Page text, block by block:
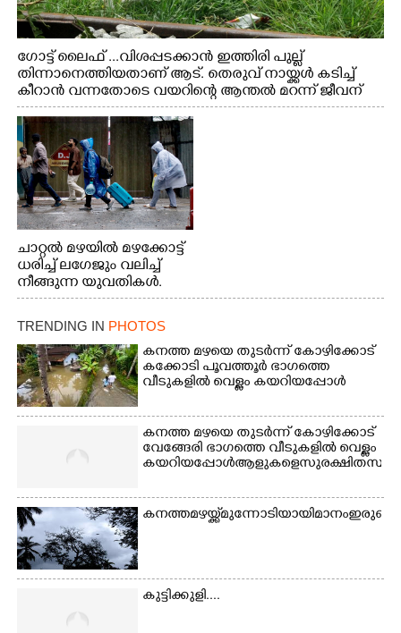
ഗോട്ട് ലൈഫ് ...വിശപ്പടക്കാൻ ഇത്തിരി പുല്ല്
തിന്നാനെത്തിയതാണ് ആട്. തെരുവ് നായ്ക്കൾ കടിച്ച്
കീറാൻ വന്നതോടെ വയറിന്റെ ആന്തൽ മറന്ന് ജീവന്
വേണ്ടിയായി ഓട്ടം. എറണാകുളം വാത്തുരുത്തിയിൽ
നിന്നുള്ള കാഴ്ച
ചാറ്റൽ മഴയിൽ മഴക്കോട്ട്
ധരിച്ച് ലഗേജും വലിച്ച്
നീങ്ങുന്ന യുവതികൾ.
എറണാകുളം മേനകയിൽ
നിന്നുള്ള കാഴ്ച
TRENDING IN PHOTOS
കനത്ത മഴയെ തുടർന്ന് കോഴിക്കോട്
കക്കോടി പൂവത്തൂർ ഭാഗത്തെ
വീടുകളിൽ വെള്ളം കയറിയപ്പോൾ
കനത്ത മഴയെ തുടർന്ന് കോഴിക്കോട്
വേങ്ങേരി ഭാഗത്തെ വീടുകളിൽ വെള്ളം
കയറിയപ്പോൾ ആളുകളെ സുരക്ഷിത
കനത്ത മഴയ്ക്ക് മുന്നോടിയായി മാനം
കുട്ടിക്കുളി....